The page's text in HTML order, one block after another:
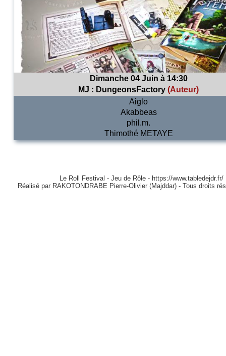
Dimanche 04 Juin à 14:30
MJ : DungeonsFactory (Auteur)
Aiglo
Akabbeas
phil.m.
Thimothé METAYE
Le Roll Festival - Jeu de Rôle - https://www.tabledejdr.fr/
Réalisé par RAKOTONDRABE Pierre-Olivier (Majddar) - Tous droits